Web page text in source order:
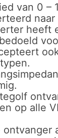
van 0 –
naar
heeft
op alle
ontvanger